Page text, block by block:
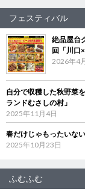
フェスティバル
絶品屋台
回「川口
2026年4
自分で収穫した秋野菜
ランドむさしの村」
2025年11月4日
春だけじゃもったいな
2025年10月23日
ふむふむ